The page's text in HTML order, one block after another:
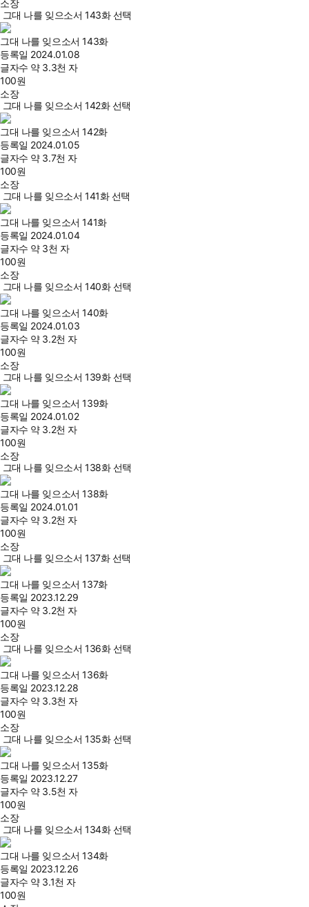
소장
그대 나를 잊으소서 143화 선택
그대 나를 잊으소서 143화
등록일 2024.01.08
글자수 약 3.3천 자
100원
소장
그대 나를 잊으소서 142화 선택
그대 나를 잊으소서 142화
등록일 2024.01.05
글자수 약 3.7천 자
100원
소장
그대 나를 잊으소서 141화 선택
그대 나를 잊으소서 141화
등록일 2024.01.04
글자수 약 3천 자
100원
소장
그대 나를 잊으소서 140화 선택
그대 나를 잊으소서 140화
등록일 2024.01.03
글자수 약 3.2천 자
100원
소장
그대 나를 잊으소서 139화 선택
그대 나를 잊으소서 139화
등록일 2024.01.02
글자수 약 3.2천 자
100원
소장
그대 나를 잊으소서 138화 선택
그대 나를 잊으소서 138화
등록일 2024.01.01
글자수 약 3.2천 자
100원
소장
그대 나를 잊으소서 137화 선택
그대 나를 잊으소서 137화
등록일 2023.12.29
글자수 약 3.2천 자
100원
소장
그대 나를 잊으소서 136화 선택
그대 나를 잊으소서 136화
등록일 2023.12.28
글자수 약 3.3천 자
100원
소장
그대 나를 잊으소서 135화 선택
그대 나를 잊으소서 135화
등록일 2023.12.27
글자수 약 3.5천 자
100원
소장
그대 나를 잊으소서 134화 선택
그대 나를 잊으소서 134화
등록일 2023.12.26
글자수 약 3.1천 자
100원